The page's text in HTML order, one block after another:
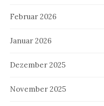
Februar 2026
Januar 2026
Dezember 2025
November 2025